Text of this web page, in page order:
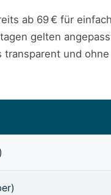
ab 69 € für
gelten
transparent und